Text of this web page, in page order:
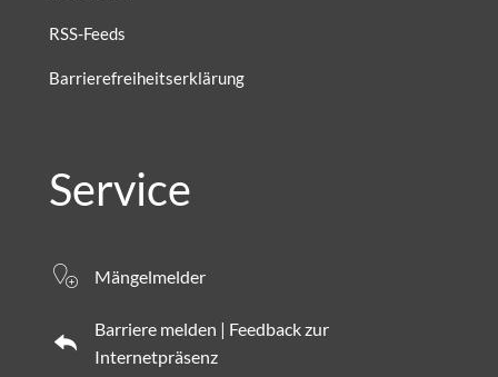
RSS-Feeds
Barrierefreiheitserklärung
Service
Mängelmelder
Barriere melden | Feedback zur
Internetpräsenz